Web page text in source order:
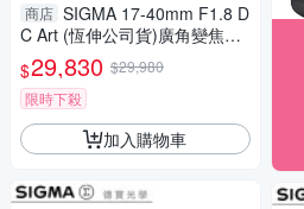
商店 SIGMA 17-40mm F1.8 D
C Art (恆伸公司貨)廣角變焦鏡
頭 大光圈 APS-C
$29,830 $29,980
限時下殺
加入購物車